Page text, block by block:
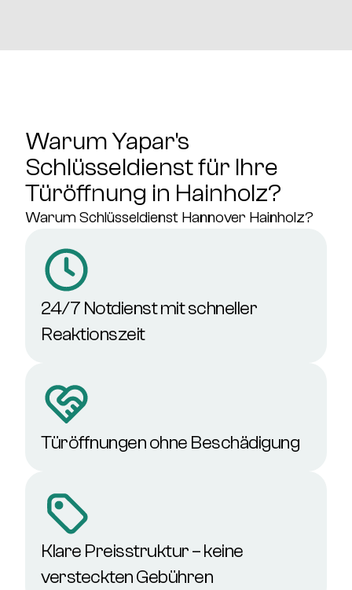
Warum Yapar's
Schlüsseldienst für Ihre
Türöffnung in Hainholz?
Warum Schlüsseldienst Hannover Hainholz?
24/7 Notdienst mit schneller
Reaktionszeit
Türöffnungen ohne Beschädigung
Klare Preisstruktur – keine
versteckten Gebühren